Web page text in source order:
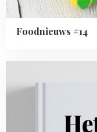
Foodnieuws #14